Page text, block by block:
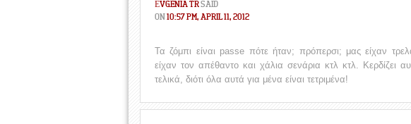
ΕVGENIA TRSAID
ON10:57 PM, APRIL 11, 2012
Τα ζόμπι είναι passe πότε ήταν; πρόπερσι; μας είχαν
είχαν τον απέθαντο και χάλια σενάρια κτλ κτλ. Κερδίζει
τελικά, διότι όλα αυτά για μένα είναι τετριμένα!